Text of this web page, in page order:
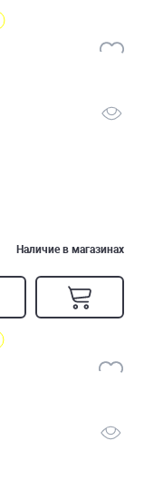
Наличие в магазинах